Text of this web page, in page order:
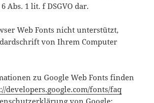
Abs. 1 lit. f DSGVO dar.
Web Fonts nicht unterstützt,
von Ihrem Computer
zu Google Web Fonts finden
developers.google.com/fonts/faq